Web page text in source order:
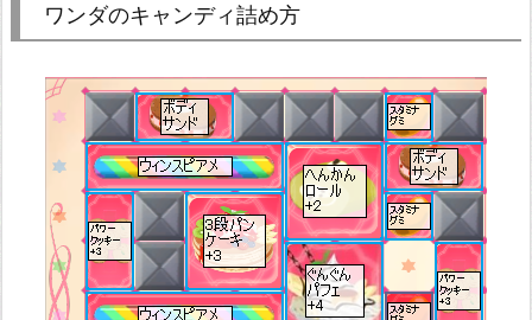
ワンダのキャンディ詰め方